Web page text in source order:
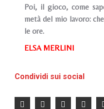
Poi, il gioco, come
metà del mio lavoro:
le ore.
ELSA MERLINI
Condividi sui social